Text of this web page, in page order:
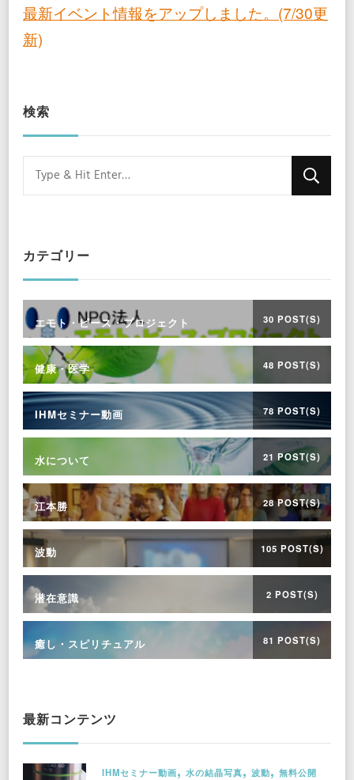
最新イベント情報をアップしました。(7/30更
新)
検索
Looking
for
カテゴリー
エモト・ピース・プロジェクト 30 POST(S)
健康・医学 48 POST(S)
IHMセミナー動画 78 POST(S)
水について 21 POST(S)
江本勝 28 POST(S)
波動 105 POST(S)
潜在意識 2 POST(S)
癒し・スピリチュアル 81 POST(S)
最新コンテンツ
IHMセミナー動画 水の結晶写真 波動 無料公開